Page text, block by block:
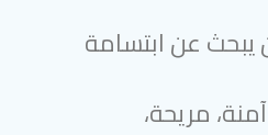
يبحث عن ابتسامة
مريحة،